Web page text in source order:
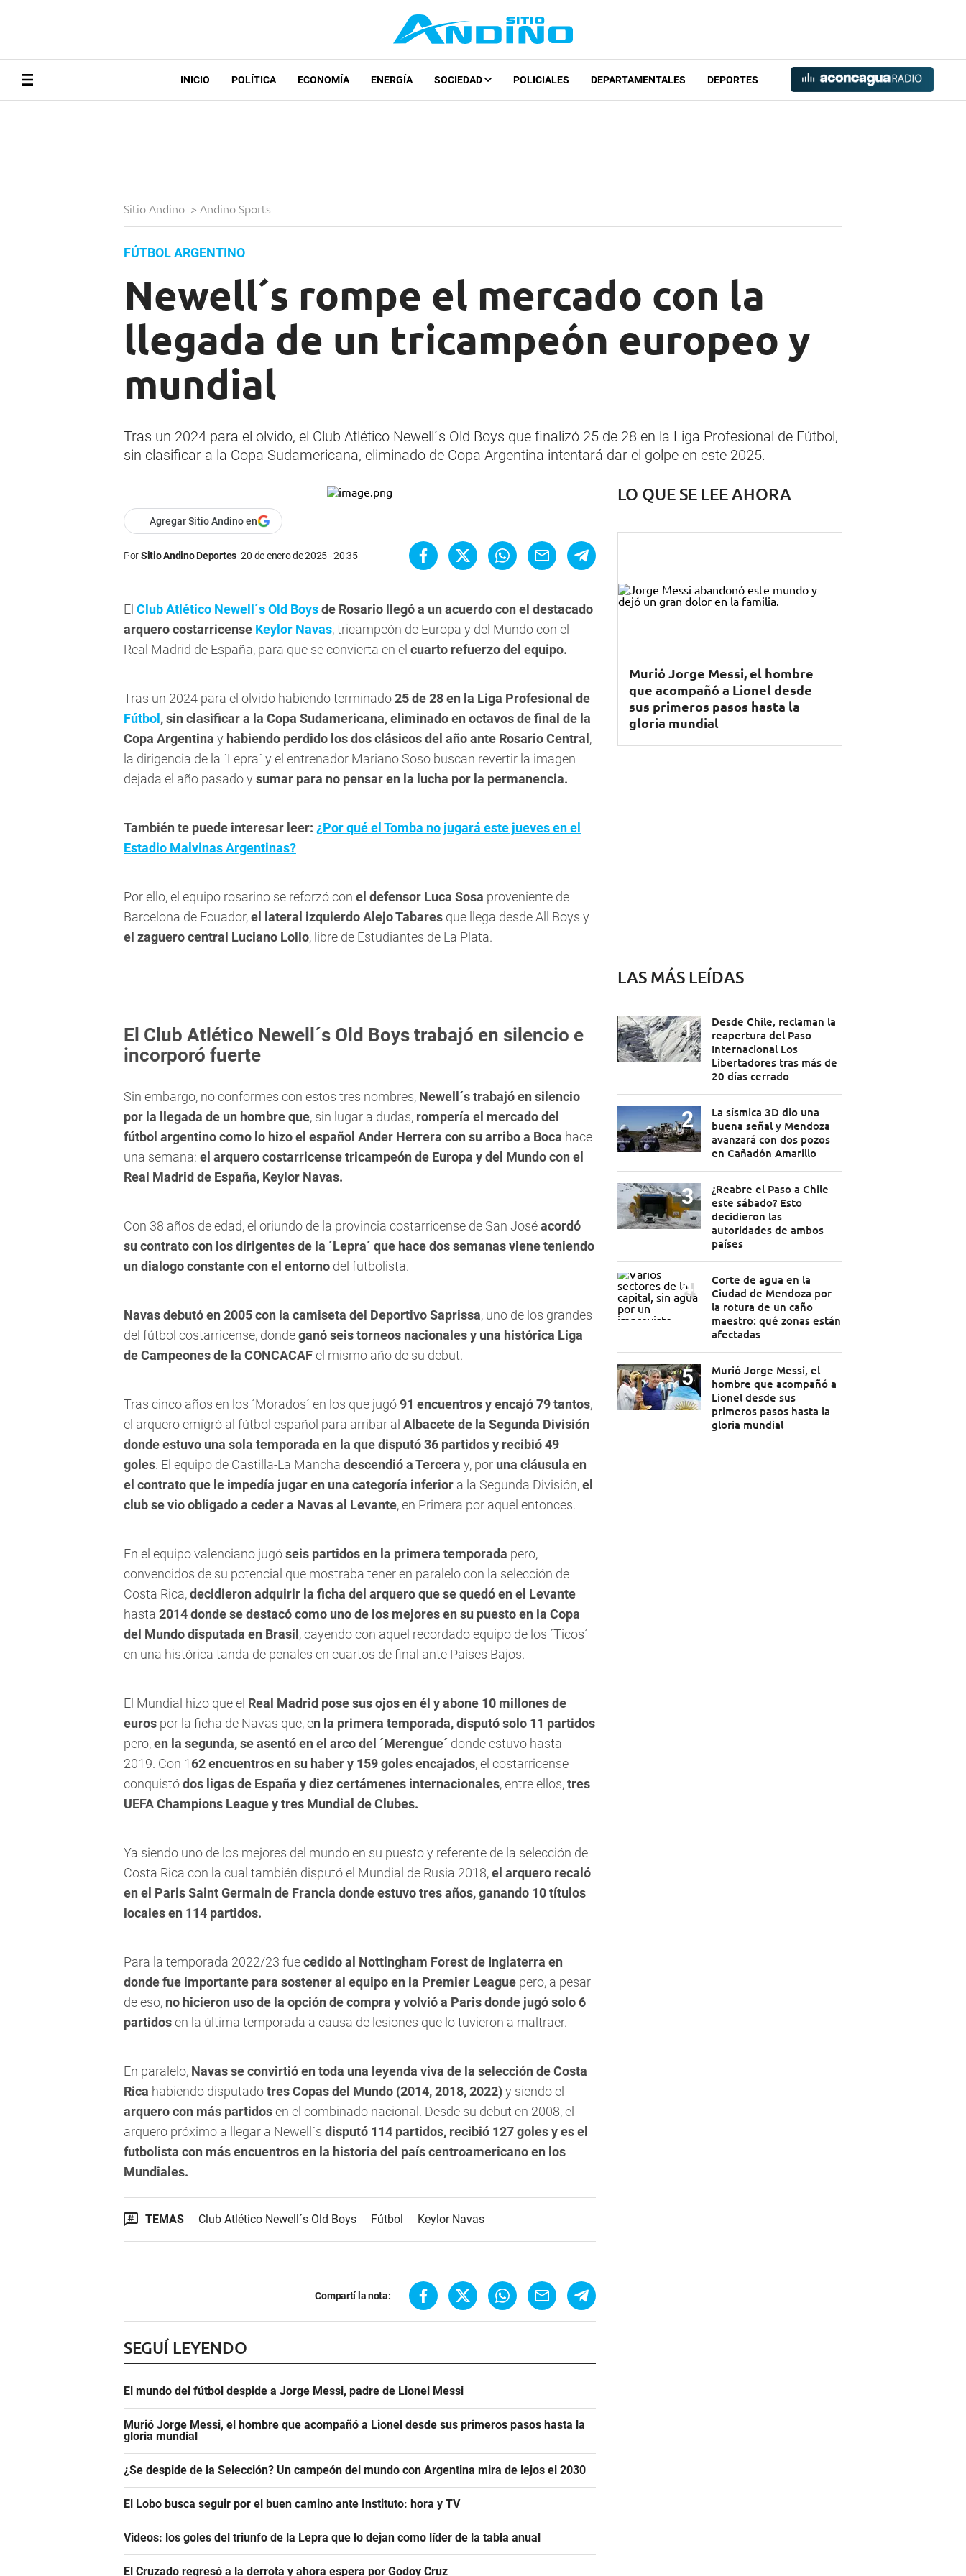
INICIO POLÍTICA ECONOMÍA ENERGÍA SOCIEDAD POLICIALES DEPARTAMENTALES DEPORTES
Sitio Andino > Andino Sports
FÚTBOL ARGENTINO
Newell´s rompe el mercado con la
llegada de un tricampeón europeo y
mundial
Tras un 2024 para el olvido, el Club Atlético Newell´s Old Boys que finalizó 25 de 28 en la Liga Profesional de Fútbol,
sin clasificar a la Copa Sudamericana, eliminado de Copa Argentina intentará dar el golpe en este 2025.
Agregar Sitio Andino en
PorSitio Andino Deportes 20 de enero de 2025 - 20:35
El Club Atlético Newell´s Old Boysde Rosario llegó a un acuerdo con el destacado
arquero costarricense Keylor Navas, tricampeón de Europa y del Mundo con el
Real Madrid de España, para que se convierta en el cuarto refuerzo del equipo.
Tras un 2024 para el olvido habiendo terminado25 de 28 en la Liga Profesional de
Fútbol ,sin clasificar a la Copa Sudamericana, eliminado en octavos de final de la
Copa Argentina y habiendo perdido los dos clásicos del año ante Rosario Central ,
la dirigencia de la ´Lepra´ y el entrenador Mariano Soso buscan revertir la imagen
dejada el año pasado y sumar para no pensar en la lucha por la permanencia.
También te puede interesar leer: ¿Por qué el Tomba no jugará este jueves en el
Estadio Malvinas Argentinas?
Por ello, el equipo rosarino se reforzó con el defensor Luca Sosa proveniente de
Barcelona de Ecuador,el lateral izquierdo Alejo Tabares que llega desde All Boys y
el zaguero central Luciano Lollo, libre de Estudiantes de La Plata.
El Club Atlético Newell´s Old Boys trabajó en silencio e
incorporó fuerte
Sin embargo, no conformes con estos tres nombres, Newell´s trabajó en silencio
por la llegada de un hombre que, sin lugar a dudas, rompería el mercado del
fútbol argentino como lo hizo el español Ander Herrera con su arribo a Boca hace
una semana: el arquero costarricense tricampeón de Europa y del Mundo con el
Real Madrid de España, Keylor Navas.
Con 38 años de edad, el oriundo de la provincia costarricense de San Joséacordó
su contrato con los dirigentes de la ´Lepra´ que hace dos semanas viene teniendo
un dialogo constante con el entorno del futbolista.
Navas debutó en 2005 con la camiseta del Deportivo Saprissa, uno de los grandes
del fútbol costarricense, dondeganó seis torneos nacionales y una histórica Liga
de Campeones de la CONCACAFel mismo año de su debut.
Tras cinco años en los ´Morados´ en los que jugó91 encuentros y encajó 79 tantos,
el arquero emigró al fútbol español para arribar al Albacete de la Segunda División
donde estuvo una sola temporada en la que disputó 36 partidos y recibió 49
goles. El equipo de Castilla-La Mancha descendió a Tercera y, por una cláusula en
el contrato que le impedía jugar en una categoría inferior a la Segunda División,el
club se vio obligado a ceder a Navas al Levante, en Primera por aquel entonces.
En el equipo valenciano jugóseis partidos en la primera temporada pero,
convencidos de su potencial que mostraba tener en paralelo con la selección de
Costa Rica,decidieron adquirir la ficha del arquero que se quedó en el Levante
hasta 2014 donde se destacó como uno de los mejores en su puesto en la Copa
del Mundo disputada en Brasil , cayendo con aquel recordado equipo de los ´Ticos´
en una histórica tanda de penales en cuartos de final ante Países Bajos.
El Mundial hizo que el Real Madrid pose sus ojos en él y abone 10 millones de
euros por la ficha de Navas que, en la primera temporada, disputó solo 11 partidos
pero,en la segunda, se asentó en el arco del ´Merengue´ donde estuvo hasta
2019. Con 1 62 encuentros en su haber y 159 goles encajados, el costarricense
conquistódos ligas de España y diez certámenes internacionales, entre ellos,tres
UEFA Champions League y tres Mundial de Clubes.
Ya siendo uno de los mejores del mundo en su puesto y referente de la selección de
Costa Rica con la cual también disputó el Mundial de Rusia 2018,el arquero recaló
en el Paris Saint Germain de Francia donde estuvo tres años, ganando 10 títulos
locales en 114 partidos.
Para la temporada 2022/23 fuecedido al Nottingham Forest de Inglaterra en
donde fue importante para sostener al equipo en la Premier League pero, a pesar
de eso, no hicieron uso de la opción de compra y volvió a Paris donde jugó solo 6
partidosen la última temporada a causa de lesiones que lo tuvieron a maltraer.
En paralelo, Navas se convirtió en toda una leyenda viva de la selección de Costa
Rica habiendo disputadotres Copas del Mundo (2014, 2018, 2022)y siendo el
arquero con más partidosen el combinado nacional. Desde su debut en 2008, el
arquero próximo a llegar a Newell´s disputó 114 partidos, recibió 127 goles y es el
futbolista con más encuentros en la historia del país centroamericano en los
Mundiales.
TEMAS Club Atlético Newell´s Old Boys Fútbol Keylor Navas
Compartí la nota:
SEGUÍ LEYENDO
El mundo del fútbol despide a Jorge Messi, padre de Lionel Messi
Murió Jorge Messi, el hombre que acompañó a Lionel desde sus primeros pasos hasta la
gloria mundial
¿Se despide de la Selección? Un campeón del mundo con Argentina mira de lejos el 2030
El Lobo busca seguir por el buen camino ante Instituto: hora y TV
Videos: los goles del triunfo de la Lepra que lo dejan como líder de la tabla anual
El Cruzado regresó a la derrota y ahora espera por Godoy Cruz
LO QUE SE LEE AHORA
Murió Jorge Messi, el hombre
que acompañó a Lionel desde
sus primeros pasos hasta la
gloria mundial
LAS MÁS LEÍDAS
Desde Chile, reclaman la
reapertura del Paso
Internacional Los
Libertadores tras más de
20 días cerrado
La sísmica 3D dio una
buena señal y Mendoza
avanzará con dos pozos
en Cañadón Amarillo
¿Reabre el Paso a Chile
este sábado? Esto
decidieron las
autoridades de ambos
países
Corte de agua en la
Ciudad de Mendoza por
la rotura de un caño
maestro: qué zonas están
afectadas
Murió Jorge Messi, el
hombre que acompañó a
Lionel desde sus
primeros pasos hasta la
gloria mundial